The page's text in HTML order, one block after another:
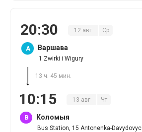
20:30 12 авг Ср
A Варшава
1 Zwirki i Wigury
13 ч. 45 мин.
10:15 13 авг Чт
B Коломыя
Bus Station, 15 Antonenka-